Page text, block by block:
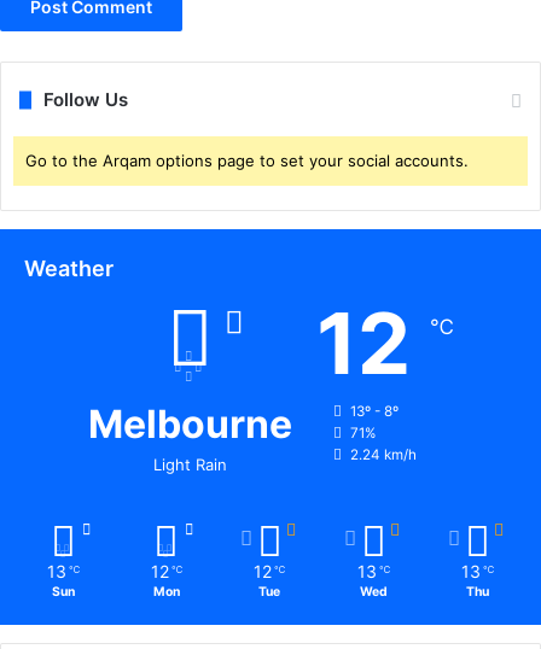
वॉ
धा
Follow Us
Go to the Arqam options page to set your social accounts.
Weather
Melbourne
Light Rain
12 ℃
13º - 8º
71%
2.24 km/h
13 ℃
Sun
12 ℃
Mon
12 ℃
Tue
13 ℃
Wed
13 ℃
Thu